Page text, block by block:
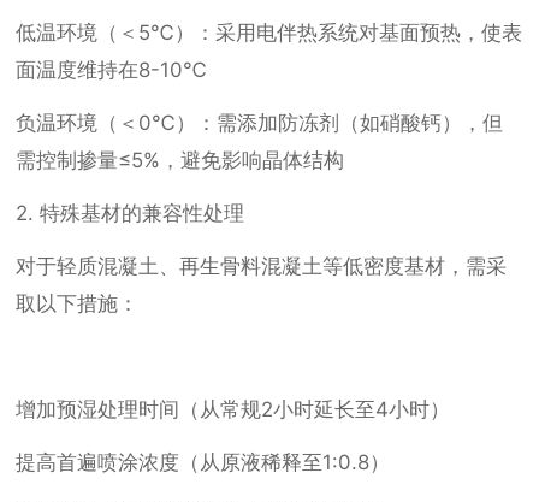
低温环境（＜5℃）：采用电伴热系统对基面预热，使表
面温度维持在8-10℃
负温环境（＜0℃）：需添加防冻剂（如硝酸钙），但
需控制掺量≤5%，避免影响晶体结构
2. 特殊基材的兼容性处理
对于轻质混凝土、再生骨料混凝土等低密度基材，需采
取以下措施：
增加预湿处理时间（从常规2小时延长至4小时）
提高首遍喷涂浓度（从原液稀释至1:0.8）